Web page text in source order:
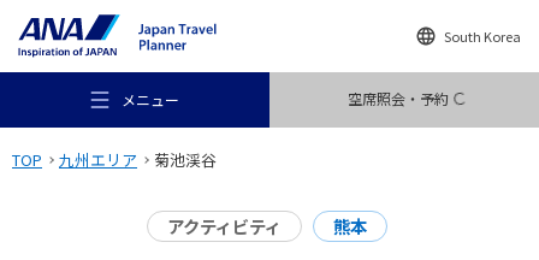
South Korea
メニュー 空席照会・予約
TOP 九州エリア 菊池渓谷
アクティビティ 熊本